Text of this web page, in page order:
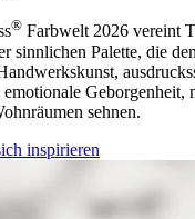
® Farbwelt 2026 vereint
sinnlichen Palette, die
Geborgenheit,
sehnen.
inspirieren